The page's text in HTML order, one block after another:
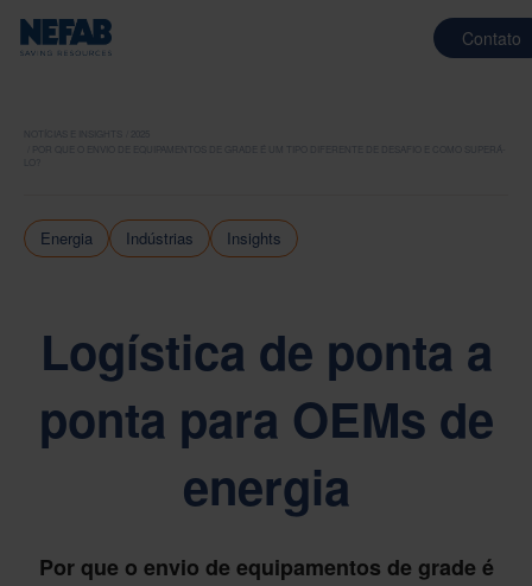
Contato
NOTÍCIAS E INSIGHTS
POR QUE O ENVIO DE EQUIPAMENTOS DE GRADE É UM TIPO DIFERENTE DE DESAFIO E COMO SUPERÁ-
Energia Indústrias Insights
Logística de ponta a
ponta para OEMs de
energia
Por que o envio de equipamentos de grade é